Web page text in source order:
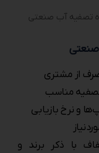
تصفیه آب صنعتی
صنعتی
از مشتری
مناسب
و نرخ بازیابی
با ذکر برند و